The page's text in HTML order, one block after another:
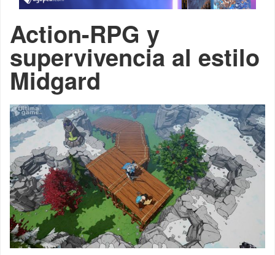
Action-RPG y
supervivencia al estilo
Midgard